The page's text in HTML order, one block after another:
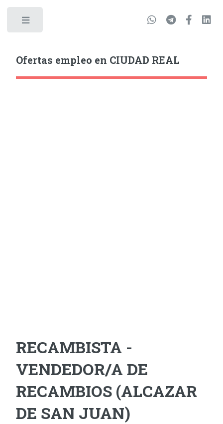
Ofertas empleo en CIUDAD REAL
RECAMBISTA -
VENDEDOR/A DE
RECAMBIOS (ALCAZAR
DE SAN JUAN)